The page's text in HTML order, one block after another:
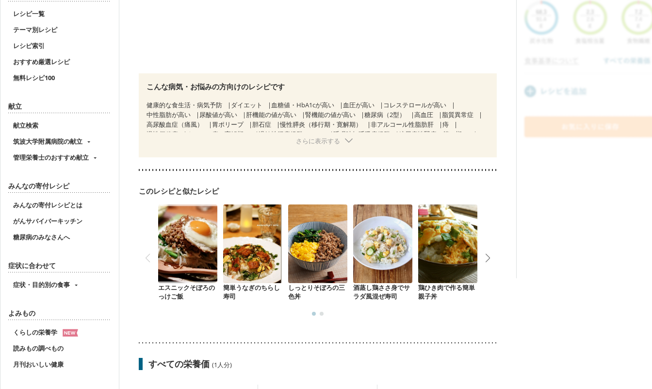
レシピ一覧
テーマ別レシピ
レシピ索引
おすすめ厳選レシピ
無料レシピ100
献立
献立検索
筑波大学附属病院の献立
管理栄養士のおすすめ献立
みんなの寄付レシピ
みんなの寄付レシピとは
がんサバイバーキッチン
糖尿病のみなさんへ
症状に合わせて
症状・目的別の食事
よみもの
くらしの栄養学
読みもの調べもの
月刊おいしい健康
こんな病気・お悩みの方向けのレシピです
健康的な食生活・病気予防 ダイエット 血糖値・HbA1cが高い 血圧が高い
コレステロールが高い
中性脂肪が高い
尿酸値が高い 肝機能の値が高い 腎機能の値が高い 糖尿病（2型） 高血圧
脂質異常症
高尿酸血症（痛風）
胃ポリープ 胆石症 慢性膵炎（移行期・寛解期） 非アルコール性脂肪肝
痔
慢性便秘症
クローン病（寛解期） 過敏性腸症候群（IBS） 睡眠時無呼吸症候群
糖尿病性腎症（第１期）
CKD（ステージ１）
胃がん治療を終えた方・経過観察中の方
大腸がん治療を終えた方・経過観察中の方
大腸がん（抗がん剤治療中）
妊婦健診・血圧が気になる（初期）
貧血対策
ニキビ・肌荒れ 妊活中 更年期
さらに表示する
このレシピと似たレシピ
エスニックそぼろの
っけご飯
簡単うなぎのちらし
寿司
しっとりそぼろの三
色丼
酒蒸し鶏ささ身でサ
ラダ風混ぜ寿司
鶏ひき肉で作る簡単
親子丼
すべての栄養価 (1人分)